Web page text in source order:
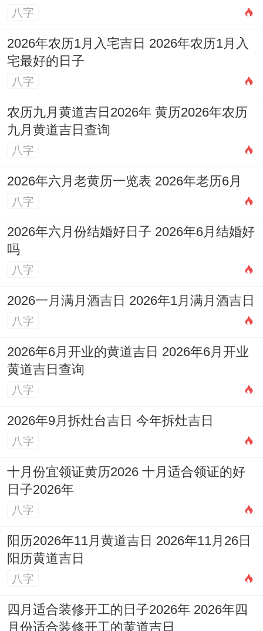
八字
2026年农历1月入宅吉日 2026年农历1月入
宅最好的日子
八字
农历九月黄道吉日2026年 黄历2026年农历
九月黄道吉日查询
八字
2026年六月老黄历一览表 2026年老历6月
八字
2026年六月份结婚好日子 2026年6月结婚好
吗
八字
2026一月满月酒吉日 2026年1月满月酒吉日
八字
2026年6月开业的黄道吉日 2026年6月开业
黄道吉日查询
八字
2026年9月拆灶台吉日 今年拆灶吉日
八字
十月份宜领证黄历2026 十月适合领证的好
日子2026年
八字
阳历2026年11月黄道吉日 2026年11月26日
阳历黄道吉日
八字
四月适合装修开工的日子2026年 2026年四
月份适合装修开工的黄道吉日